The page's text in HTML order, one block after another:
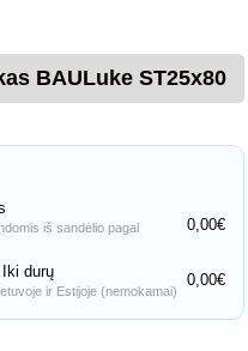
BAULuke ST25x80
iš sandėlio pagal
0,00€
durų
ir Estijoje (nemokamai)
0,00€